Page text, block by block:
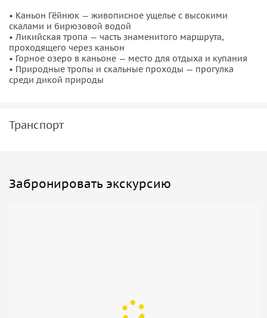
Важно! Программа может отличаться в зависимости от
организатора.
• Каньон Гёйнюк — живописное ущелье с высокими
скалами и бирюзовой водой
• Ликийская тропа — часть знаменитого маршрута,
проходящего через каньон
• Горное озеро в каньоне — место для отдыха и купания
• Природные тропы и скальные проходы — прогулка
среди дикой природы
Транспорт
Забронировать экскурсию